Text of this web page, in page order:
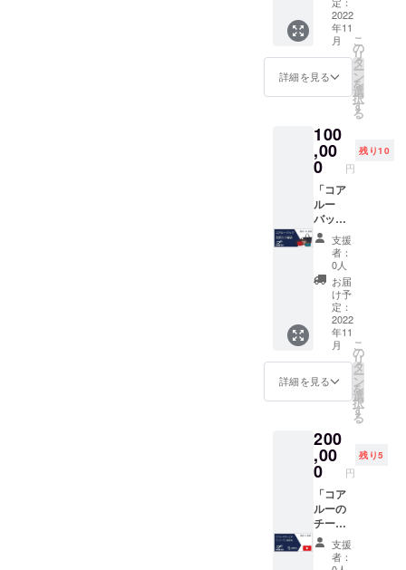
ネイ
ビーと
スカイ
グレー
の２色
から２
を2022
年11月
30日ま
でにお
届けい
たしま
す。
s店）全
商品で
１回使
える
20％割
（有効
期間；
2022年
12月31
日） ●
コア
ルー
バッグ
「マ
リー」
ネイ
ビーと
スカイ
グレー
の２色
から２
つ（同
じ色も
30日ま
でにお
届けい
たしま
す。
20名
様） ご
支援い
ただい
た方に
は ●心
を込め
のお手
紙 ●
ネット
ショッ
プ
（Store
s店）全
商品で
１回使
える
20％割
引クー
ポン券
１枚
（有効
期間；
2022年
12月31
日） そ
して！
ルー社
立ち上
げから
12年間
の想い
を込め
た非公
開
YouTub
e動画の
2022
年11
月
詳細を見る
こ
の
リ
タ
ー
ン
を
選
択
す
る
100
,00
0 円
残り10
「コア
ルー
バッ
グ、全
部入り
福袋」
（限定
10名
様） ご
支援い
ただい
た方に
は ●心
を込め
てお礼
のお手
ネット
ショッ
プ
（Store
s店）全
商品で
１回使
える
20％割
引クー
支援
者：
0人
お届
け予
定：
2022
年11
月
詳細を見る
こ
の
リ
タ
ー
ン
を
選
択
す
る
200
,00
0 円
残り5
「コア
ルーの
チーと
のマン
ツーマ
ン面談
支援
者：